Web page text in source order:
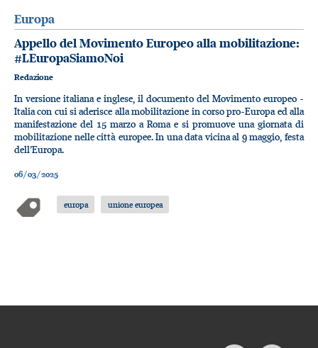
Europa
Appello del Movimento Europeo alla mobilitazione:
#LEuropaSiamoNoi
Redazione
In versione italiana e inglese, il documento del Movimento europeo -
Italia con cui si aderisce alla mobilitazione in corso pro-Europa ed alla
manifestazione del 15 marzo a Roma e si promuove una giornata di
mobilitazione nelle città europee. In una data vicina al 9 maggio, festa
dell’Europa.
06/03/2025
europa unione europea